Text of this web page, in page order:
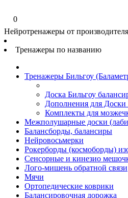
0
Нейротренажеры от производителя
Тренажеры по названию
Тренажеры Бильгоу
Доска Бильгоу
Дополнения для Доски
Комплекты для
Межполушарные доски
Балансборды, балансиры
Нейровосьмерки
Рокерборды (космоборды)
Сенсорные и кинезио
Лого-мишень обратной связи
Мячи
Ортопедические коврики
Балансировочная дорожка